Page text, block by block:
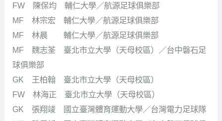
FW 陳保均 輔仁大學／航源足球俱樂部
MF 林宗宏 輔仁大學／航源足球俱樂部
MF 林晨 輔仁大學／航源足球俱樂部
MF 魏志荃 臺北市立大學（天母校區）／台中磐石足
球俱樂部
GK 王柏翰 臺北市立大學（天母校區）
FW 林海正 臺北市立大學（天母校區）
GK 張翔竣 國立臺灣體育運動大學／台灣電力足球隊